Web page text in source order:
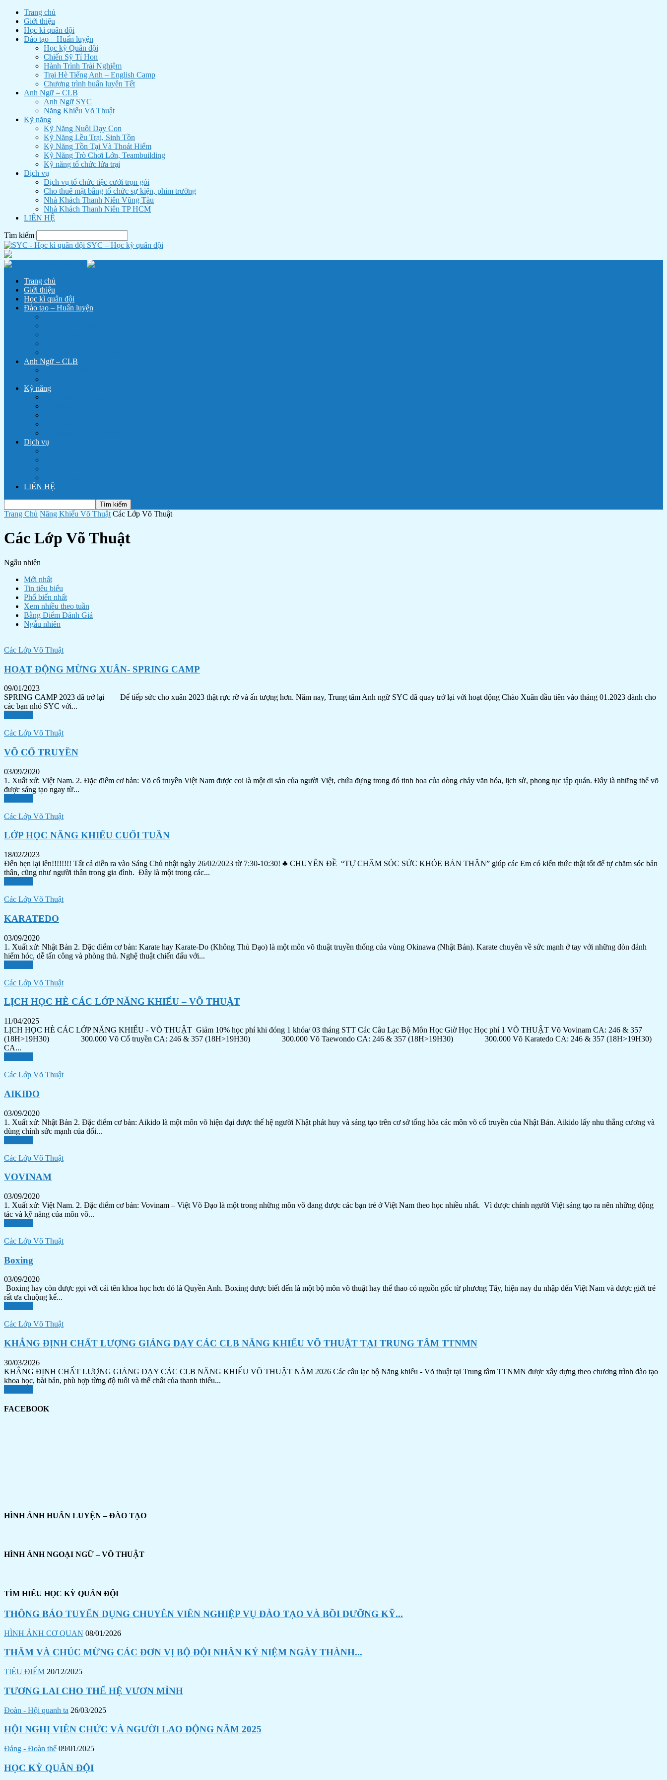
Trang chủ
Giới thiệu
Học kì quân đội
Đào tạo – Huấn luyện
Học kỳ Quân đội
Chiến Sỹ Tí Hon
Hành Trình Trải Nghiệm
Trại Hè Tiếng Anh – English Camp
Chương trình huấn luyện Tết
Anh Ngữ – CLB
Anh Ngữ SYC
Năng Khiếu Võ Thuật
Kỹ năng
Kỹ Năng Nuôi Dạy Con
Kỹ Năng Lều Trại, Sinh Tồn
Kỹ Năng Tồn Tại Và Thoát Hiểm
Kỹ Năng Trò Chơi Lớn, Teambuilding
Kỹ năng tổ chức lửa trại
Dịch vụ
Dịch vụ tổ chức tiệc cưới trọn gói
Cho thuê mặt bằng tổ chức sự kiện, phim trường
Nhà Khách Thanh Niên Vũng Tàu
Nhà Khách Thanh Niên TP HCM
LIÊN HỆ
Tìm kiếm
SYC – Học kỳ quân đội
Trang chủ
Giới thiệu
Học kì quân đội
Đào tạo – Huấn luyện
Anh Ngữ – CLB
Kỹ năng
Dịch vụ
LIÊN HỆ
Trang Chủ Năng Khiếu Võ Thuật Các Lớp Võ Thuật
Các Lớp Võ Thuật
Ngẫu nhiên
Mới nhất
Tin tiêu biểu
Phổ biến nhất
Xem nhiều theo tuần
Bằng Điểm Đánh Giá
Ngẫu nhiên
Các Lớp Võ Thuật
HOẠT ĐỘNG MỪNG XUÂN- SPRING CAMP
09/01/2023
SPRING CAMP 2023 đã trở lại Để tiếp sức cho xuân 2023 thật rực rỡ và ấn tượng hơn. Năm nay, Trung tâm Anh ngữ SYC đã quay trở lại với hoạt động Chào Xuân đầu tiên vào tháng 01.2023 dành cho
các bạn nhỏ SYC với...
Các Lớp Võ Thuật
VÕ CỔ TRUYỀN
03/09/2020
1. Xuất xứ: Việt Nam. 2. Đặc điểm cơ bản: Võ cổ truyền Việt Nam được coi là một di sản của người Việt, chứa đựng trong đó tinh hoa của dòng chảy văn hóa, lịch sử, phong tục tập quán. Đây là những thế võ
được sáng tạo ngay từ...
Các Lớp Võ Thuật
LỚP HỌC NĂNG KHIẾU CUỐI TUẦN
18/02/2023
Đến hẹn lại lên!!!!!!!! Tất cả diễn ra vào Sáng Chủ nhật ngày 26/02/2023 từ 7:30-10:30! ♣ CHUYÊN ĐỀ “TỰ CHĂM SÓC SỨC KHỎE BẢN THÂN” giúp các Em có kiến thức thật tốt để tự chăm sóc bản
thân, cũng như người thân trong gia đình. Đây là một trong các...
Các Lớp Võ Thuật
KARATEDO
03/09/2020
1. Xuất xứ: Nhật Bản 2. Đặc điểm cơ bản: Karate hay Karate-Do (Không Thủ Đạo) là một môn võ thuật truyền thống của vùng Okinawa (Nhật Bản). Karate chuyên về sức mạnh ở tay với những đòn đánh
hiểm hóc, dễ tấn công và phòng thủ. Nghệ thuật chiến đấu với...
Các Lớp Võ Thuật
LỊCH HỌC HÈ CÁC LỚP NĂNG KHIẾU – VÕ THUẬT
11/04/2025
LỊCH HỌC HÈ CÁC LỚP NĂNG KHIẾU - VÕ THUẬT Giảm 10% học phí khi đóng 1 khóa/ 03 tháng STT Các Câu Lạc Bộ Môn Học Giờ Học Học phí 1 VÕ THUẬT Võ Vovinam CA: 246 & 357
(18H>19H30) 300.000 Võ Cổ truyền CA: 246 & 357 (18H>19H30) 300.000 Võ Taewondo CA: 246 & 357 (18H>19H30) 300.000 Võ Karatedo CA: 246 & 357 (18H>19H30)
CA...
Các Lớp Võ Thuật
AIKIDO
03/09/2020
1. Xuất xứ: Nhật Bản 2. Đặc điểm cơ bản: Aikido là một môn võ hiện đại được thế hệ người Nhật phát huy và sáng tạo trên cơ sở tổng hòa các môn võ cổ truyền của Nhật Bản. Aikido lấy nhu thắng cương và
dùng chính sức mạnh của đối...
Các Lớp Võ Thuật
VOVINAM
03/09/2020
1. Xuất xứ: Việt Nam. 2. Đặc điểm cơ bản: Vovinam – Việt Võ Đạo là một trong những môn võ đang được các bạn trẻ ở Việt Nam theo học nhiều nhất. Vì được chính người Việt sáng tạo ra nên những động
tác và kỹ năng của môn võ...
Các Lớp Võ Thuật
Boxing
03/09/2020
Boxing hay còn được gọi với cái tên khoa học hơn đó là Quyền Anh. Boxing được biết đến là một bộ môn võ thuật hay thể thao có nguồn gốc từ phương Tây, hiện nay du nhập đến Việt Nam và được giới trẻ
rất ưa chuộng kể...
Các Lớp Võ Thuật
KHẲNG ĐỊNH CHẤT LƯỢNG GIẢNG DẠY CÁC CLB NĂNG KHIẾU VÕ THUẬT TẠI TRUNG TÂM TTNMN
30/03/2026
KHẲNG ĐỊNH CHẤT LƯỢNG GIẢNG DẠY CÁC CLB NĂNG KHIẾU VÕ THUẬT NĂM 2026 Các câu lạc bộ Năng khiếu - Võ thuật tại Trung tâm TTNMN được xây dựng theo chương trình đào tạo
khoa học, bài bản, phù hợp từng độ tuổi và thể chất của thanh thiếu...
FACEBOOK
HÌNH ẢNH HUẤN LUYỆN – ĐÀO TẠO
HÌNH ẢNH NGOẠI NGỮ – VÕ THUẬT
TÌM HIỂU HỌC KỲ QUÂN ĐỘI
THÔNG BÁO TUYỂN DỤNG CHUYÊN VIÊN NGHIỆP VỤ ĐÀO TẠO VÀ BỒI DƯỠNG KỸ...
HÌNH ẢNH CƠ QUAN 08/01/2026
THĂM VÀ CHÚC MỪNG CÁC ĐƠN VỊ BỘ ĐỘI NHÂN KỶ NIỆM NGÀY THÀNH...
TIÊU ĐIỂM 20/12/2025
TƯƠNG LAI CHO THẾ HỆ VƯƠN MÌNH
Đoàn - Hội quanh ta 26/03/2025
HỘI NGHỊ VIÊN CHỨC VÀ NGƯỜI LAO ĐỘNG NĂM 2025
Đảng - Đoàn thể 09/01/2025
HỌC KỲ QUÂN ĐỘI